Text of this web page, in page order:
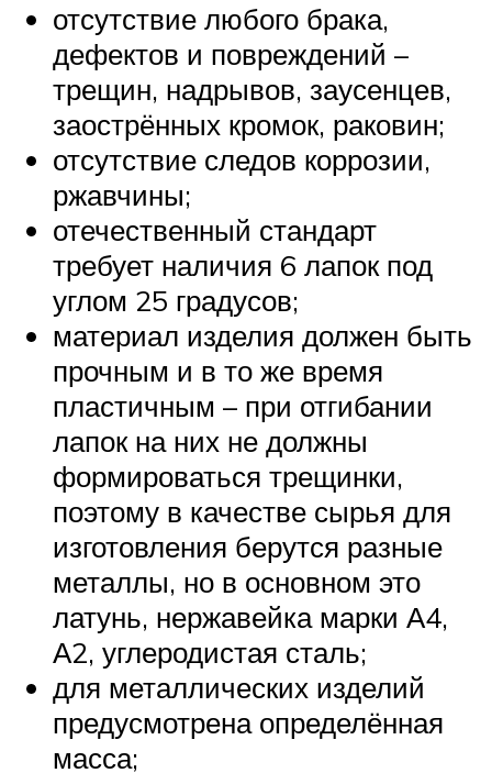
отсутствие любого брака,
дефектов и повреждений –
трещин, надрывов, заусенцев,
заострённых кромок, раковин;
отсутствие следов коррозии,
ржавчины;
отечественный стандарт
требует наличия 6 лапок под
углом 25 градусов;
материал изделия должен быть
прочным и в то же время
пластичным – при отгибании
лапок на них не должны
формироваться трещинки,
поэтому в качестве сырья для
изготовления берутся разные
металлы, но в основном это
латунь, нержавейка марки А4,
А2, углеродистая сталь;
для металлических изделий
предусмотрена определённая
масса;